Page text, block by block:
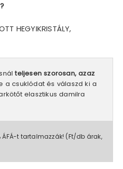
HEGYIKRISTÁLY,
teljesen szorosan, azaz
a csuklódat és válaszd ki a
elasztikus damilra
ÁFÁ-t tartalmazzák! (Ft/db árak,